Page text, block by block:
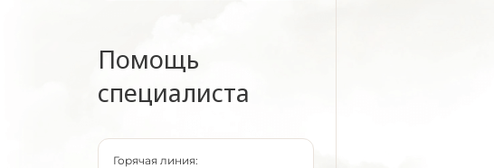
Помощь
специалиста
Горячая линия: